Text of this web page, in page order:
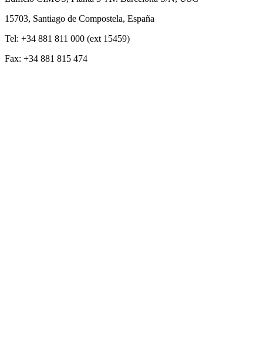
15703, Santiago de Compostela, España
Tel: +34 881 811 000 (ext 15459)
Fax: +34 881 815 474